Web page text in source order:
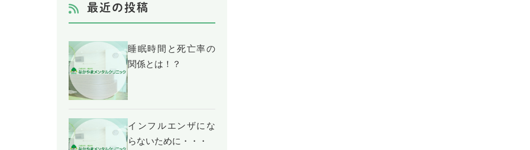
最近の投稿
睡眠時間と死亡率の
関係とは！？
インフルエンザにな
らないために・・・